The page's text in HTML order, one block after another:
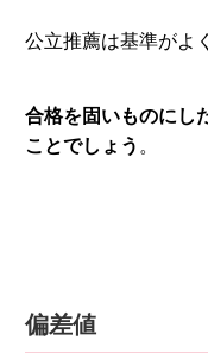
公立推薦は基準がよ
合格を固いものにし
ことでしょう 。
偏差値